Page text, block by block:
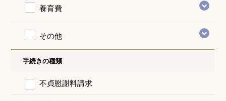
養育費
その他
手続きの種類
不貞慰謝料請求